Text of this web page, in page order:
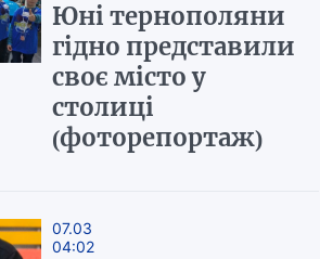
Юні тернополяни
гідно представили
своє місто у
столиці
(фоторепортаж)
07.03
04:02